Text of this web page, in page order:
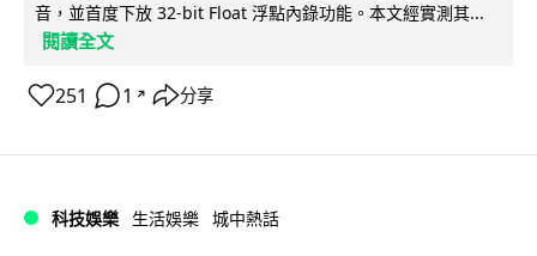
音，並首度下放 32-bit Float 浮點內錄功能。本文經實測其...
閱讀全文
251 1 ↗ 分享
科技娛樂 生活娛樂 城中熱話